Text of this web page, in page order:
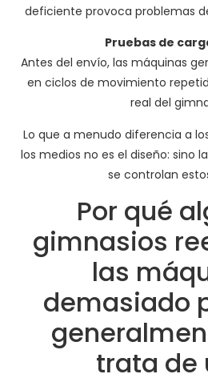
deficiente provoca problemas
Pruebas de
Antes del envío, las máquinas
en ciclos de movimiento
real del
Lo que a menudo diferencia a
los medios no es el diseño: sino
se controlan
Por qué
gimnasios
las
demasiado
trata de